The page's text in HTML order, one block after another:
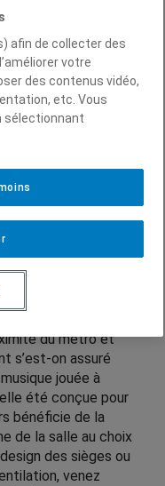
ont
du métro et
s’est-on assuré
jouée à
été conçue pour
bénéficie de la
de la salle au choix
des sièges ou
venez
afin de collecter des
votre
des contenus vidéo,
etc. Vous
sélectionnant